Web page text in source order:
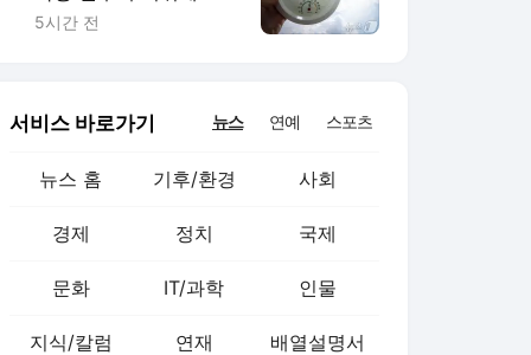
진…킥오프 1시간 연기
5시간 전
서비스 바로가기 뉴스 연예 스포츠
뉴스 홈 기후/환경 사회
경제 정치 국제
문화 IT/과학 인물
지식/칼럼 연재 배열설명서